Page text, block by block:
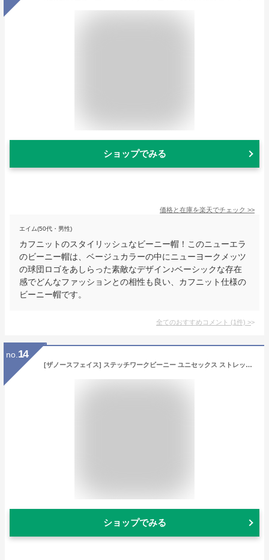
ショップでみる
価格と在庫を楽天でチェック >>
エイム(50代・男性)
カフニットのスタイリッシュなビーニー帽！このニューエラ
のビーニー帽は、ベージュカラーの中にニューヨークメッツ
の球団ロゴをあしらった素敵なデザイン♪ベーシックな存在
感でどんなファッションとの相性も良い、カフニット仕様の
ビーニー帽です。
全てのおすすめコメント (1件) >
no. 14
[ザノースフェイス] ステッチワークビーニー ユニセックス ストレッチ 保温 防寒 スレートブラウン Free Size
ショップでみる